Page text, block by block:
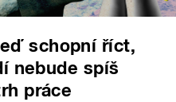
schopní říct,
nebude spíš
práce